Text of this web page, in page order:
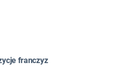
franczyz